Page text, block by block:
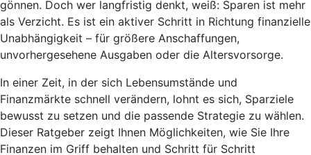
gönnen. Doch wer langfristig denkt, weiß: Sparen ist mehr
als Verzicht. Es ist ein aktiver Schritt in Richtung finanzielle
Unabhängigkeit – für größere Anschaffungen,
unvorhergesehene Ausgaben oder die Altersvorsorge.
In einer Zeit, in der sich Lebensumstände und
Finanzmärkte schnell verändern, lohnt es sich, Sparziele
bewusst zu setzen und die passende Strategie zu wählen.
Dieser Ratgeber zeigt Ihnen Möglichkeiten, wie Sie Ihre
Finanzen im Griff behalten und Schritt für Schritt